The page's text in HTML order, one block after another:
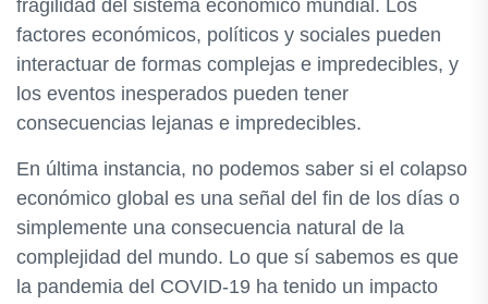
fragilidad del sistema económico mundial. Los
factores económicos, políticos y sociales pueden
interactuar de formas complejas e impredecibles, y
los eventos inesperados pueden tener
consecuencias lejanas e impredecibles.
En última instancia, no podemos saber si el colapso
económico global es una señal del fin de los días o
simplemente una consecuencia natural de la
complejidad del mundo. Lo que sí sabemos es que
la pandemia del COVID-19 ha tenido un impacto